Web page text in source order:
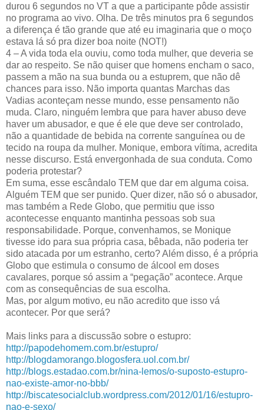
durou 6 segundos no VT a que a participante pôde assistir
no programa ao vivo. Olha. De três minutos pra 6 segundos
a diferença é tão grande que até eu imaginaria que o moço
estava lá só pra dizer boa noite (NOT!)
4 – A vida toda ela ouviu, como toda mulher, que deveria se
dar ao respeito. Se não quiser que homens encham o saco,
passem a mão na sua bunda ou a estuprem, que não dê
chances para isso. Não importa quantas Marchas das
Vadias aconteçam nesse mundo, esse pensamento não
muda. Claro, ninguém lembra que para haver abuso deve
haver um abusador, e que é ele que deve ser controlado,
não a quantidade de bebida na corrente sanguínea ou de
tecido na roupa da mulher. Monique, embora vítima, acredita
nesse discurso. Está envergonhada de sua conduta. Como
poderia protestar?
Em suma, esse escândalo TEM que dar em alguma coisa.
Alguém TEM que ser punido. Quer dizer, não só o abusador,
mas também a Rede Globo, que permitiu que isso
acontecesse enquanto mantinha pessoas sob sua
responsabilidade. Porque, convenhamos, se Monique
tivesse ido para sua própria casa, bêbada, não poderia ter
sido atacada por um estranho, certo? Além disso, é a própria
Globo que estimula o consumo de álcool em doses
cavalares, porque só assim a “pegação” acontece. Arque
com as consequências de sua escolha.
Mas, por algum motivo, eu não acredito que isso vá
acontecer. Por que será?
Mais links para a discussão sobre o estupro:
http://papodehomem.com.br/estupro/
http://blogdamorango.blogosfera.uol.com.br/
http://blogs.estadao.com.br/nina-lemos/o-suposto-estupro-
nao-existe-amor-no-bbb/
http://biscatesocialclub.wordpress.com/2012/01/16/estupro-
nao-e-sexo/